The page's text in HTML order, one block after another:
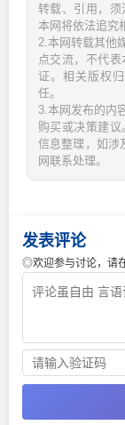
转载、引用，须
本网将依法追究
2.本网转载其他
点交流，不代
证。相关版权
任。
3.本网发布的内
购买或决策建
信息整理，如涉
网联系处理。
发表评论
◎欢迎参与讨论，请